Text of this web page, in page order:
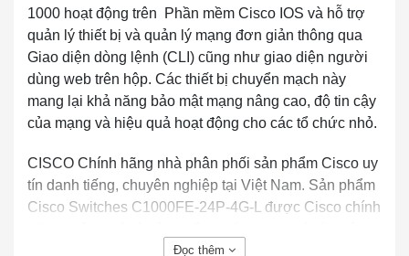
1000 hoạt động trên Phần mềm Cisco IOS và hỗ trợ
quản lý thiết bị và quản lý mạng đơn giản thông qua
Giao diện dòng lệnh (CLI) cũng như giao diện người
dùng web trên hộp. Các thiết bị chuyển mạch này
mang lại khả năng bảo mật mạng nâng cao, độ tin cậy
của mạng và hiệu quả hoạt động cho các tổ chức nhỏ.
CISCO Chính hãng nhà phân phối sản phẩm Cisco uy
tín danh tiếng, chuyên nghiệp tại Việt Nam. Sản phẩm
Cisco Switches C1000FE-24P-4G-L được Cisco chính
giấy tờ chứng minh xuất xứ và chất lượng sản phẩm
Đọc thêm